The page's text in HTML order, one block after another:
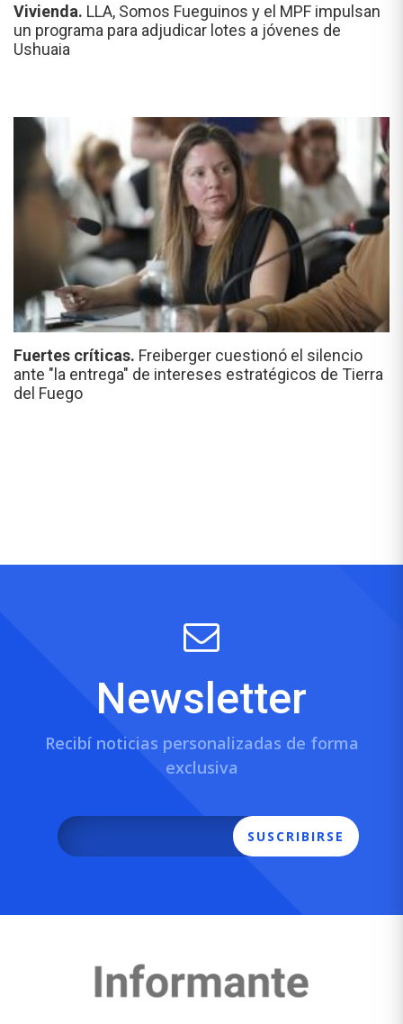
Vivienda. LLA, Somos Fueguinos y el MPF impulsan
un programa para adjudicar lotes a jóvenes de
Ushuaia
Fuertes críticas. Freiberger cuestionó el silencio
ante "la entrega" de intereses estratégicos de Tierra
del Fuego
Newsletter
Recibí noticias personalizadas de forma
exclusiva
SUSCRIBIRSE